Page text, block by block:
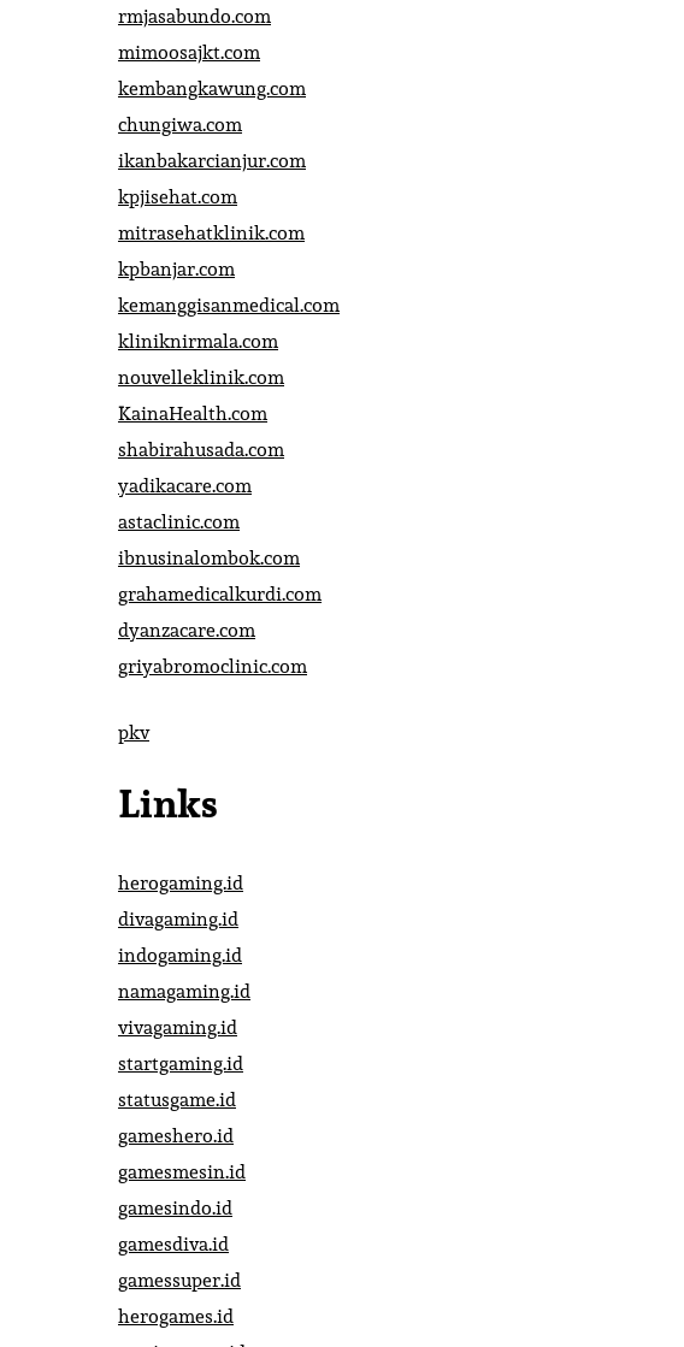
rmjasabundo.com
mimoosajkt.com
kembangkawung.com
chungiwa.com
ikanbakarcianjur.com
kpjisehat.com
mitrasehatklinik.com
kpbanjar.com
kemanggisanmedical.com
kliniknirmala.com
nouvelleklinik.com
KainaHealth.com
shabirahusada.com
yadikacare.com
astaclinic.com
ibnusinalombok.com
grahamedicalkurdi.com
dyanzacare.com
griyabromoclinic.com
pkv
Links
herogaming.id
divagaming.id
indogaming.id
namagaming.id
vivagaming.id
startgaming.id
statusgame.id
gameshero.id
gamesmesin.id
gamesindo.id
gamesdiva.id
gamessuper.id
herogames.id